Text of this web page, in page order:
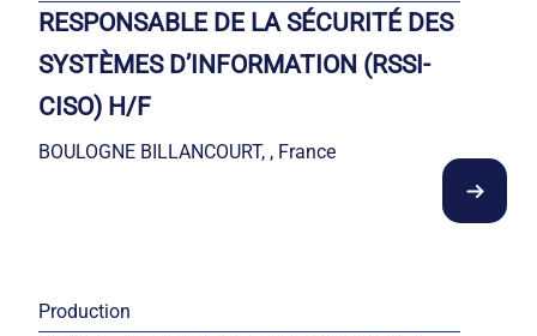
RESPONSABLE DE LA SÉCURITÉ DES
SYSTÈMES D’INFORMATION (RSSI-
CISO) H/F
BOULOGNE BILLANCOURT, , France
Production